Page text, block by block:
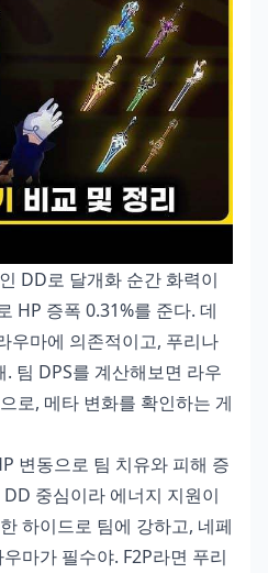
DD로 달개화 순간 화력이
HP 증폭 0.31%를 준다. 데
우마에 의존적이고, 푸리나
팀 DPS를 계산해보면 라우
로, 메타 변화를 확인하는 게
변동으로 팀 치유와 피해 증
중심이라 에너지 지원이
하이드로 팀에 강하고, 네페
마가 필수야. F2P라면 푸리